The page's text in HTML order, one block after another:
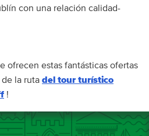
con una relación calidad-
ofrecen estas fantásticas ofertas
la ruta del tour turístico
!